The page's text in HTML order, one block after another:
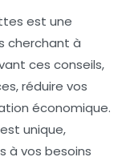
est une
cherchant à
ces conseils,
réduire vos
économique.
unique,
à vos besoins